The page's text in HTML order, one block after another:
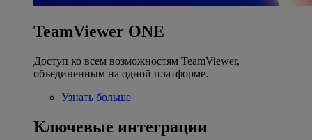
TeamViewer ONE
Доступ ко всем возможностям TeamViewer,
объединенным на одной платформе.
Узнать больше
Ключевые интеграции